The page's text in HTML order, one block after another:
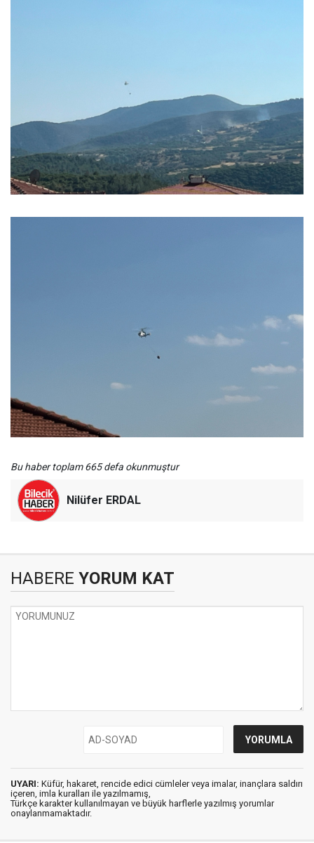
Bu haber toplam 665 defa okunmuştur
Nilüfer ERDAL
HABERE YORUM KAT
UYARI: Küfür, hakaret, rencide edici cümleler veya imalar, inançlara saldırı
içeren, imla kuralları ile yazılmamış,
Türkçe karakter kullanılmayan ve büyük harflerle yazılmış yorumlar
onaylanmamaktadır.